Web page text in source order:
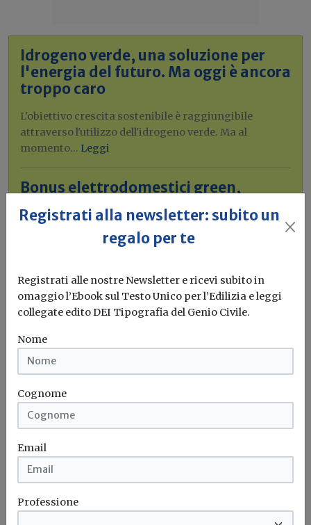
Idrogeno verde, una soluzione per
l'energia del futuro. Ma oggi è ancora
troppo caro
L'obiettivo crescita sostenibile è raggiungibile
attraverso l'utilizzo dell'idrogeno verde. Ma al
momento... Leggi
Bonus elettrodomestici green,
spunta il nuovo contributo per
rendere la casa più efficiente
Il governo ha allo studio l'introduzione di un nuovo
Potrebbe interessarti
Finanza di progetto: Bruxelles contesta
il Codice Appalti e il Correttivo
Secondo la Commissione europea, le nuove norme sulla
finanza di progetto e...
Codice appalti
Commissione europea
Registrati alla newsletter: subito un
regalo per te
Registrati alle nostre Newsletter e ricevi subito in
omaggio l’Ebook sul Testo Unico per l’Edilizia e leggi
collegate edito DEI Tipografia del Genio Civile.
Nome
Cognome
Email
Professione